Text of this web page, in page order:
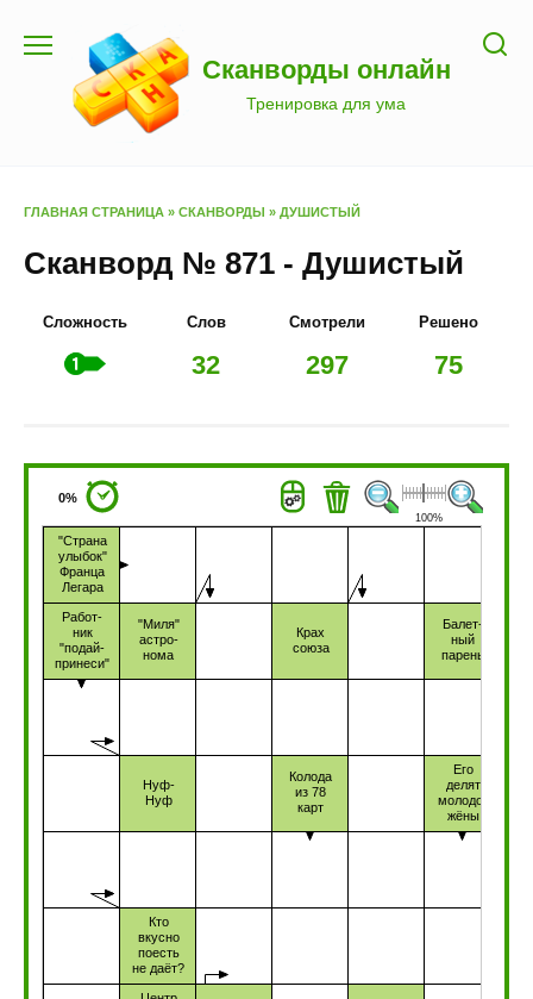
содержанию
Сканворды онлайн
Тренировка для ума
ГЛАВНАЯ СТРАНИЦА » СКАНВОРДЫ » ДУШИСТЫЙ
Сканворд № 871 - Душистый
Сложность Слов
32
Смотрели
297
Решено
75
0%
100%